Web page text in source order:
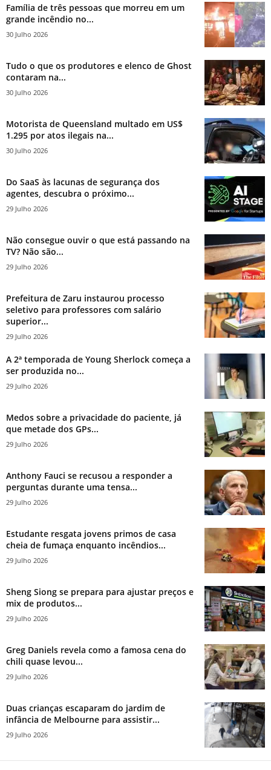
Família de três pessoas que morreu em um
grande incêndio no...
30 Julho 2026
Tudo o que os produtores e elenco de Ghost
contaram na...
30 Julho 2026
Motorista de Queensland multado em US$
1.295 por atos ilegais na...
30 Julho 2026
Do SaaS às lacunas de segurança dos
agentes, descubra o próximo...
29 Julho 2026
Não consegue ouvir o que está passando na
TV? Não são...
29 Julho 2026
Prefeitura de Zaru instaurou processo
seletivo para professores com salário
superior...
29 Julho 2026
A 2ª temporada de Young Sherlock começa a
ser produzida no...
29 Julho 2026
Medos sobre a privacidade do paciente, já
que metade dos GPs...
29 Julho 2026
Anthony Fauci se recusou a responder a
perguntas durante uma tensa...
29 Julho 2026
Estudante resgata jovens primos de casa
cheia de fumaça enquanto incêndios...
29 Julho 2026
Sheng Siong se prepara para ajustar preços e
mix de produtos...
29 Julho 2026
Greg Daniels revela como a famosa cena do
chili quase levou...
29 Julho 2026
Duas crianças escaparam do jardim de
infância de Melbourne para assistir...
29 Julho 2026